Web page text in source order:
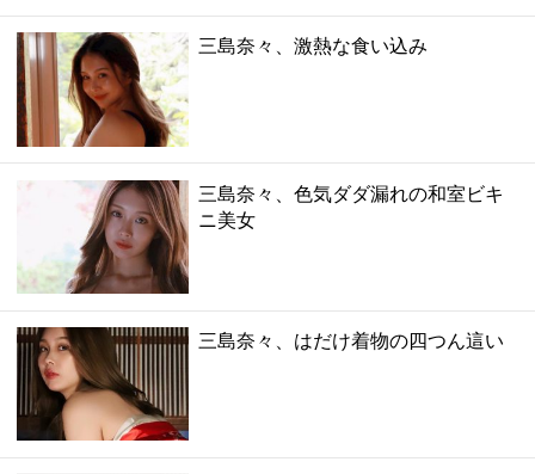
三島奈々、激熱な食い込み
三島奈々、色気ダダ漏れの和室ビキ
ニ美女
三島奈々、はだけ着物の四つん這い